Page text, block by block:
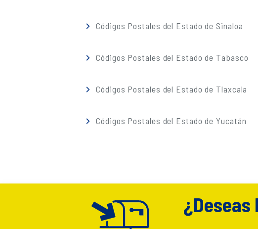
Códigos Postales del Estado de Sinaloa
Códigos Postales del Estado de Tabasco
Códigos Postales del Estado de Tlaxcala
Códigos Postales del Estado de Yucatán